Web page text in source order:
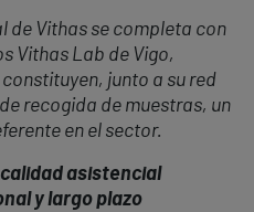
de Vithas se completa con
Vithas Lab de Vigo,
junto a su red
recogida de muestras, un
en el sector.
asistencial
y largo plazo